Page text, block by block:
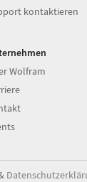
kontaktieren
Wolfram